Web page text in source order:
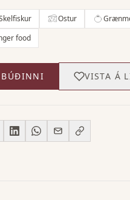
Ostur
food
VISTA Á